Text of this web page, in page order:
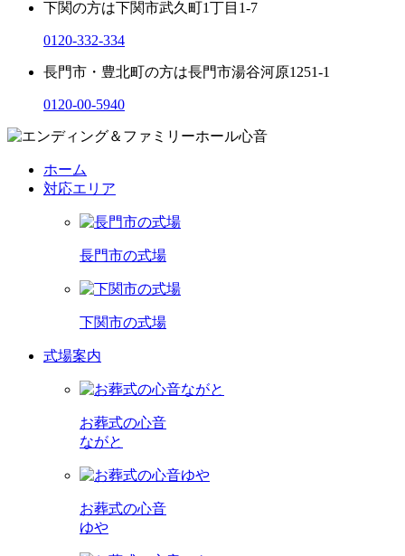
下関の方は下関市武久町1丁目1-7
0120-332-334
長門市・豊北町の方は長門市湯谷河原1251-1
0120-00-5940
ホーム
対応エリア
長門市の式場
下関市の式場
式場案内
お葬式の心音
ながと
お葬式の心音
ゆや